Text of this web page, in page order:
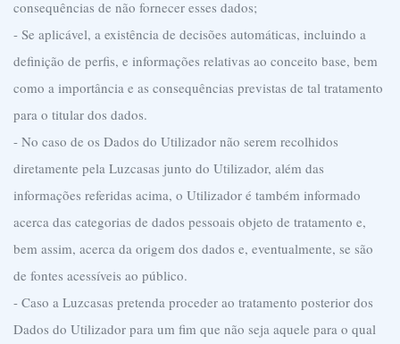
consequências de não fornecer esses dados;
- Se aplicável, a existência de decisões automáticas, incluindo a
definição de perfis, e informações relativas ao conceito base, bem
como a importância e as consequências previstas de tal tratamento
para o titular dos dados.
- No caso de os Dados do Utilizador não serem recolhidos
diretamente pela Luzcasas junto do Utilizador, além das
informações referidas acima, o Utilizador é também informado
acerca das categorias de dados pessoais objeto de tratamento e,
bem assim, acerca da origem dos dados e, eventualmente, se são
de fontes acessíveis ao público.
- Caso a Luzcasas pretenda proceder ao tratamento posterior dos
Dados do Utilizador para um fim que não seja aquele para o qual